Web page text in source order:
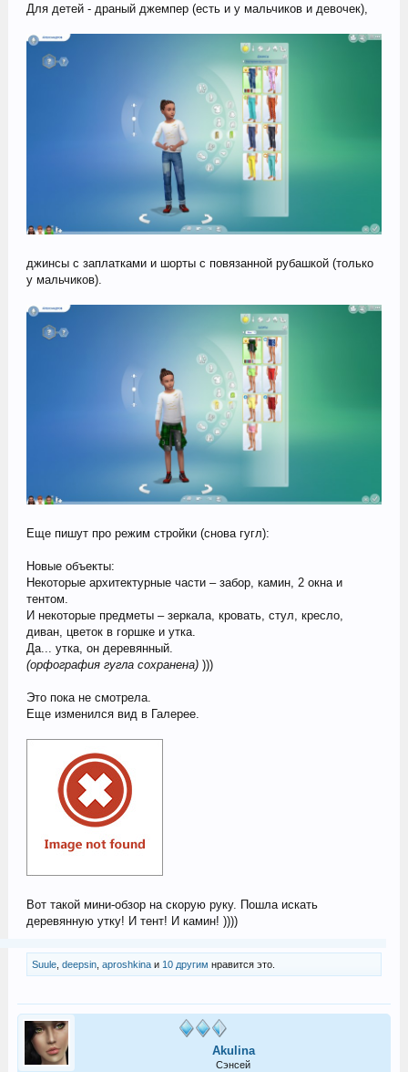
Для детей - драный джемпер (есть и у мальчиков и девочек),
джинсы с заплатками и шорты с повязанной рубашкой (только
у мальчиков).
Еще пишут про режим стройки (снова гугл):
Новые объекты:
Некоторые архитектурные части – забор, камин, 2 окна и
тентом.
И некоторые предметы – зеркала, кровать, стул, кресло,
диван, цветок в горшке и утка.
Да... утка, он деревянный.
(орфография гугла сохранена))))
Это пока не смотрела.
Еще изменился вид в Галерее.
Вот такой мини-обзор на скорую руку. Пошла искать
деревянную утку! И тент! И камин! ))))
Suule, deepsin, aproshkinaи 10 другим нравится это.
Akulina
Сэнсей